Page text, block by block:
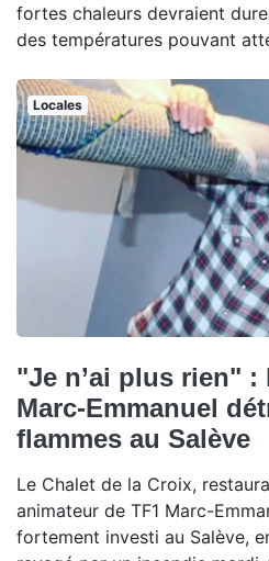
fortes chaleurs devraient
des températures pouvant
Locales
"Je n’ai plus rien" :
Marc-Emmanuel
flammes au Salève
Le Chalet de la Croix,
animateur de TF1 Marc-
fortement investi au Salève,